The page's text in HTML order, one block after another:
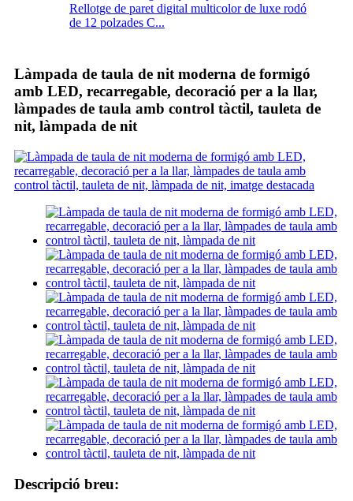
Rellotge de paret digital multicolor de luxe rodó
de 12 polzades C...
Làmpada de taula de nit moderna de formigó
amb LED, recarregable, decoració per a la llar,
làmpades de taula amb control tàctil, tauleta de
nit, làmpada de nit
Descripció breu: